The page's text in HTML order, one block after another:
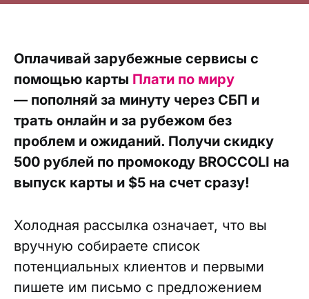
Оплачивай зарубежные сервисы с
помощью карты Плати по миру
— пополняй за минуту через СБП и
трать онлайн и за рубежом без
проблем и ожиданий. Получи скидку
500 рублей по промокоду BROCCOLI на
выпуск карты и $5 на счет сразу!
Холодная рассылка означает, что вы
вручную собираете список
потенциальных клиентов и первыми
пишете им письмо с предложением